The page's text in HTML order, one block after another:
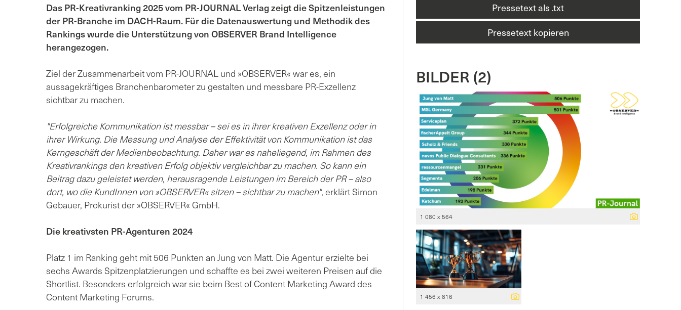
Das PR-Kreativranking 2025 vom PR-JOURNAL Verlag zeigt die Spitzenleistungen
der PR-Branche im DACH-Raum. Für die Datenauswertung und Methodik des
Rankings wurde die Unterstützung von OBSERVER Brand Intelligence
herangezogen.
Ziel der Zusammenarbeit vom PR-JOURNAL und »OBSERVER« war es, ein
aussagekräftiges Branchenbarometer zu gestalten und messbare PR-Exzellenz
sichtbar zu machen.
"Erfolgreiche Kommunikation ist messbar – sei es in ihrer kreativen Exzellenz oder in
ihrer Wirkung. Die Messung und Analyse der Effektivität von Kommunikation ist das
Kerngeschäft der Medienbeobachtung. Daher war es naheliegend, im Rahmen des
Kreativrankings den kreativen Erfolg objektiv vergleichbar zu machen. So kann ein
Beitrag dazu geleistet werden, herausragende Leistungen im Bereich der PR – also
dort, wo die KundInnen von »OBSERVER« sitzen – sichtbar zu machen", erklärt Simon
Gebauer, Prokurist der »OBSERVER« GmbH.
Die kreativsten PR-Agenturen 2024
Platz 1 im Ranking geht mit 506 Punkten an Jung von Matt. Die Agentur erzielte bei
sechs Awards Spitzenplatzierungen und schaffte es bei zwei weiteren Preisen auf die
Shortlist. Besonders erfolgreich war sie beim Best of Content Marketing Award des
Content Marketing Forums.
Pressetext als .txt
Pressetext kopieren
BILDER (2)
1 080 x 564
1 456 x 816